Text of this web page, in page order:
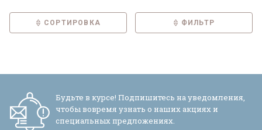
СОРТИРОВКА ФИЛЬТР
Будьте в курсе! Подпишитесь на уведомления,
чтобы вовремя узнать о наших акциях и
специальных предложениях.